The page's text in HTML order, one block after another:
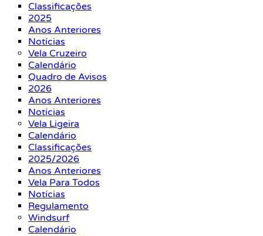
Classificações
2025
Anos Anteriores
Notícias
Vela Cruzeiro
Calendário
Quadro de Avisos
2026
Anos Anteriores
Notícias
Vela Ligeira
Calendário
Classificações
2025/2026
Anos Anteriores
Vela Para Todos
Notícias
Regulamento
Windsurf
Calendário